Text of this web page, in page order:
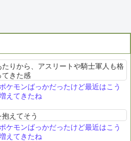
りから、アスリートや騎士軍人も格
てきた感
ケモンばっかだったけど最近はこう
えてきたね
えてそう
ケモンばっかだったけど最近はこう
えてきたね